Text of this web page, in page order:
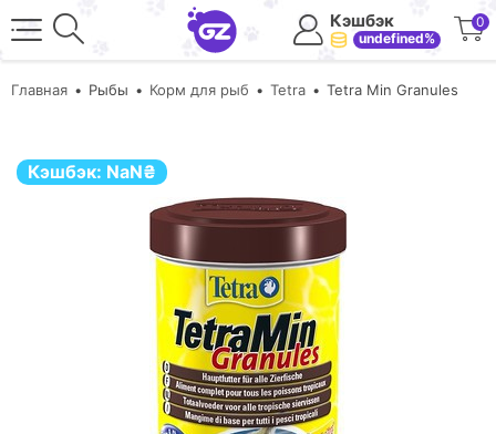
Кэшбэк
undefined%
0
Главная Рыбы Корм для рыб Tetra Tetra Min Granules
Кэшбэк: NaN₴